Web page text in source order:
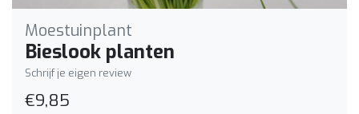
Moestuinplant
Bieslook planten
Schrijf je eigen review
€9,85